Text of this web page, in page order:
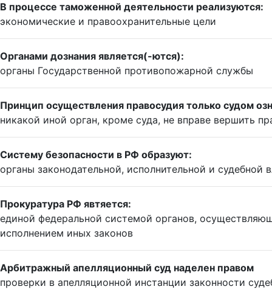
В процессе таможенной деятельности реализуются:
экономические и правоохранительные цели
Органами дознания является(-ются):
органы Государственной противопожарной службы
Принцип осуществления правосудия только судом
никакой иной орган, кроме суда, не вправе вершить
Систему безопасности в РФ образуют:
органы законодательной, исполнительной и судебной
Прокуратура РФ явтяется:
единой федеральной системой органов,
исполнением иных законов
Арбитражный апелляционный суд наделен правом
проверки в апелляционной инстанции законности